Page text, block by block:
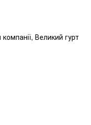
компанії, Великий гурт